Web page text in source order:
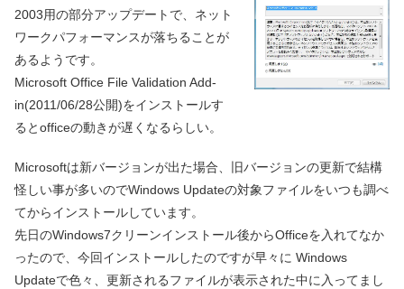
2003用の部分アップデートで、ネット
ワークパフォーマンスが落ちることが
あるようです。
Microsoft Office File Validation Add-
in(2011/06/28公開)をインストールす
るとofficeの動きが遅くなるらしい。
Microsoftは新バージョンが出た場合、旧バージョンの更新で結構
怪しい事が多いのでWindows Updateの対象ファイルをいつも調べ
てからインストールしています。
先日のWindows7クリーンインストール後からOfficeを入れてなか
ったので、今回インストールしたのですが早々に Windows
Updateで色々、更新されるファイルが表示された中に入ってまし